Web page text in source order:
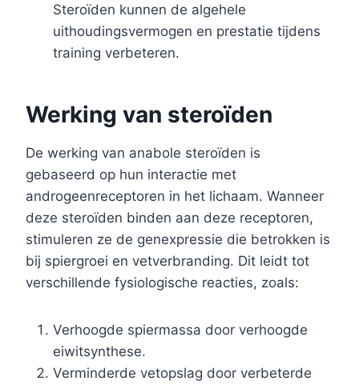
Steroïden kunnen de algehele
uithoudingsvermogen en prestatie tijdens
training verbeteren.
Werking van steroïden
De werking van anabole steroïden is
gebaseerd op hun interactie met
androgeenreceptoren in het lichaam. Wanneer
deze steroïden binden aan deze receptoren,
stimuleren ze de genexpressie die betrokken is
bij spiergroei en vetverbranding. Dit leidt tot
verschillende fysiologische reacties, zoals:
Verhoogde spiermassa door verhoogde
eiwitsynthese.
Verminderde vetopslag door verbeterde